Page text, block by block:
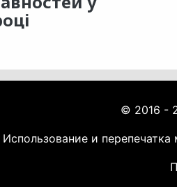
© 2016 -
Использование и